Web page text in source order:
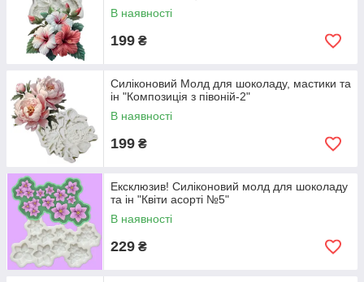
В наявності
199 ₴
Силіконовий Молд для шоколаду, мастики та
ін "Композиція з півоній-2"
В наявності
199 ₴
Ексклюзив! Силіконовий молд для шоколаду
та ін "Квіти асорті №5"
В наявності
229 ₴